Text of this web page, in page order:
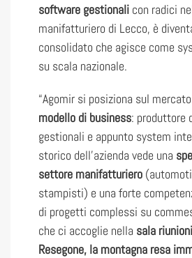
software gestionali con radici
manifatturiero di Lecco, è
consolidato che agisce come
su scala nazionale.
“Agomir si posiziona sul
modello di business: produttore
gestionali e appunto system
storico dell’azienda vede una
settore manifatturiero
stampisti) e una forte
di progetti complessi su
che ci accoglie nella sala
Resegone, la montagna resa